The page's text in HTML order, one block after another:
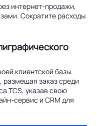
интернет-продажи,
Сократите расходы
клиентской базы.
размещая заказ среди
TCS, указав свою
сервис и CRM для